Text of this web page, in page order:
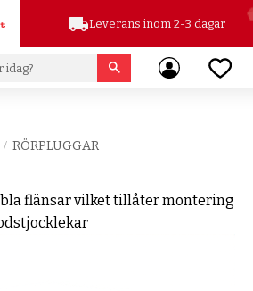
local_shippingLeverans inom 2-3 dagar
RÖRPLUGGAR
flänsar vilket tillåter montering